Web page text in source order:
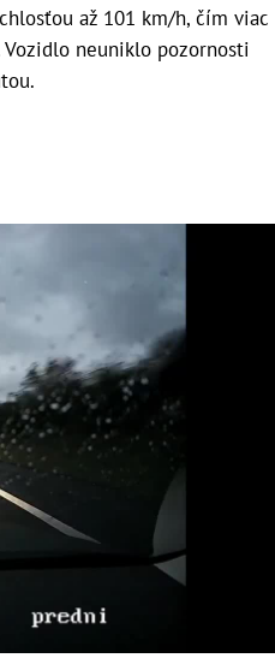
až 101 km/h, čím viac
neuniklo pozornosti